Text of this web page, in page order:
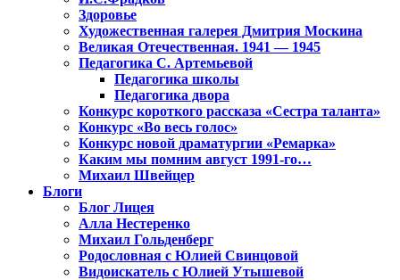
Здоровье
Художественная галерея Дмитрия Москина
Великая Отечественная. 1941 — 1945
Педагогика С. Артемьевой
Педагогика школы
Педагогика двора
Конкурс короткого рассказа «Сестра таланта»
Конкурс «Во весь голос»
Конкурс новой драматургии «Ремарка»
Каким мы помним август 1991-го…
Михаил Швейцер
Блоги
Блог Лицея
Алла Нестеренко
Михаил Гольденберг
Родословная с Юлией Свинцовой
Видоискатель с Юлией Утышевой